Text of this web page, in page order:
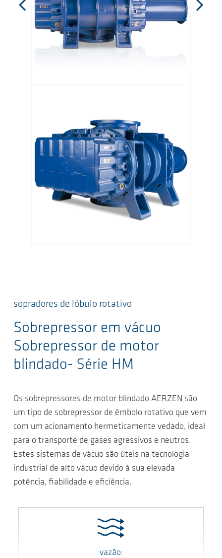
sopradores de lóbulo rotativo
Sobrepressor em vácuo
Sobrepressor de motor
blindado- Série HM
Os sobrepressores de motor blindado AERZEN são
um tipo de sobrepressor de êmbolo rotativo que vem
com um acionamento hermeticamente vedado, ideal
para o transporte de gases agressivos e neutros.
Estes sistemas de vácuo são úteis na tecnologia
industrial de alto vácuo devido à sua elevada
potência, fiabilidade e eficiência.
vazão: